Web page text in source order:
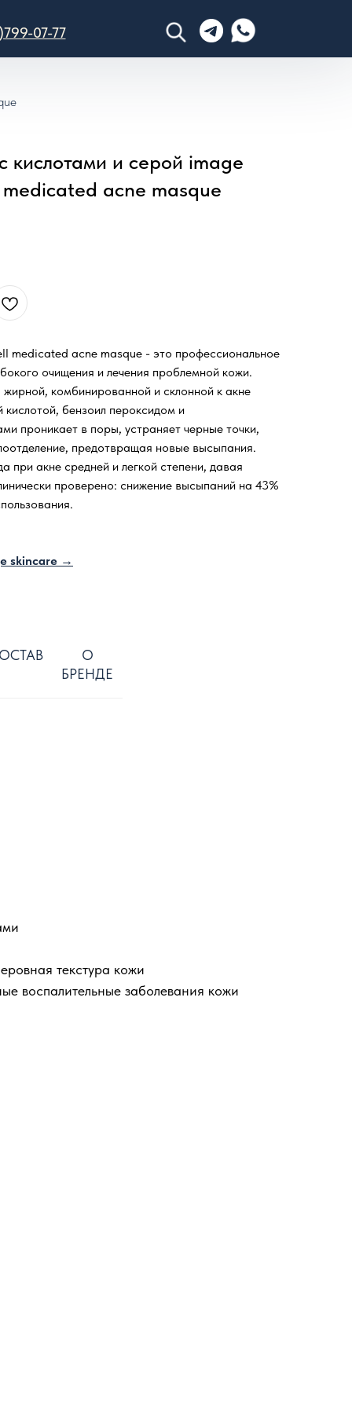
07-77
кислотами и серой image
acne masque
medicated acne masque - это профессиональное
очищения и лечения проблемной кожи.
комбинированной и склонной к акне
бензоил пероксидом и
проникает в поры, устраняет черные точки,
предотвращая новые высыпания.
при акне средней и легкой степени, давая
проверено: снижение высыпаний на 43%
skincare →
О
БРЕНДЕ
текстура кожи
воспалительные заболевания кожи